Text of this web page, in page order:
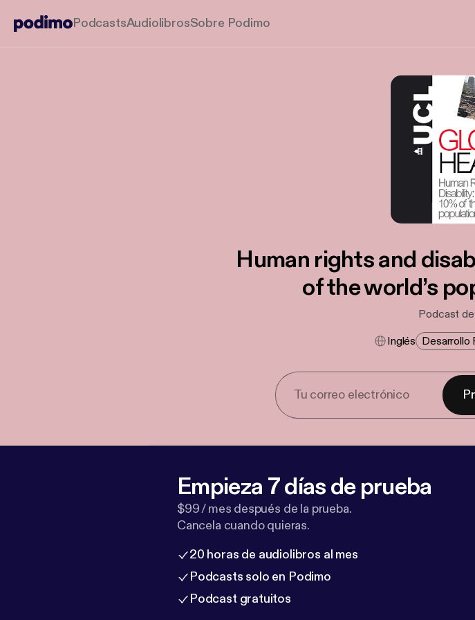
PodcastsAudiolibrosSobre Podimo
Human rights and
of the world’s
Podcast de
Inglés Desarrollo
Empieza 7 días de prueba
$99 / mes después de la prueba.
Cancela cuando quieras.
20 horas de audiolibros al mes
Podcasts solo en Podimo
Podcast gratuitos